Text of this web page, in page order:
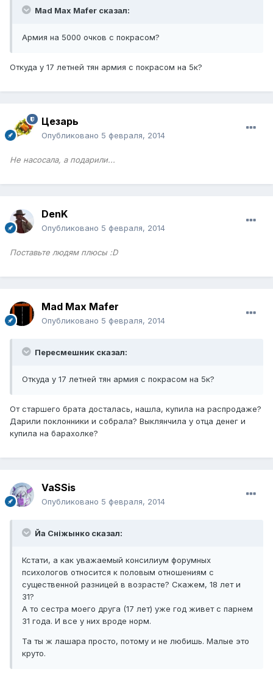
Mad Max Mafer сказал:
Армия на 5000 очков с покрасом?
Откуда у 17 летней тян армия с покрасом на 5к?
Цезарь
Опубликовано 5 февраля, 2014
Не насосала, а подарили...
DenK
Опубликовано 5 февраля, 2014
Поставьте людям плюсы :D
Mad Max Mafer
Опубликовано 5 февраля, 2014
Пересмешник сказал:
Откуда у 17 летней тян армия с покрасом на 5к?
От старшего брата досталась, нашла, купила на распродаже?
Дарили поклонники и собрала? Выклянчила у отца денег и
купила на барахолке?
VaSSis
Опубликовано 5 февраля, 2014
Йа Сніжынко сказал:
Кстати, а как уважаемый консилиум форумных
психологов относится к половым отношениям с
существенной разницей в возрасте? Скажем, 18 лет и
31?
А то сестра моего друга (17 лет) уже год живет с парнем
31 года. И все у них вроде норм.
Та ты ж лашара просто, потому и не любишь. Малые это
круто.